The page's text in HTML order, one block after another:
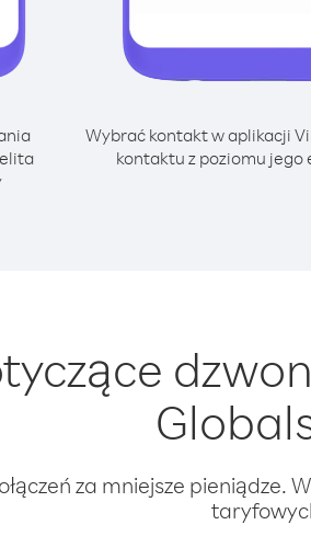
Wybrać kontakt w aplikacji
kontaktu z poziomu jego
za mniejsze pieniądze.